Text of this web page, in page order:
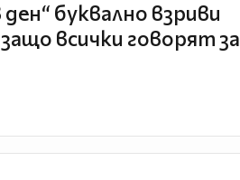
буквално взриви
всички говорят за